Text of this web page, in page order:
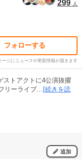
299 人
フォローする
ージにニュースや更新情報が届きます
ストアクトに4公演抜擢
リーライブ… [続きを読
追加